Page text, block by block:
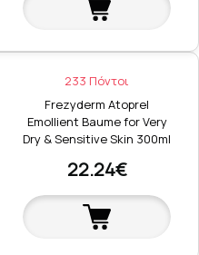
233 Πόντοι
Frezyderm Atoprel
Emollient Baume for Very
Dry & Sensitive Skin 300ml
22.24€